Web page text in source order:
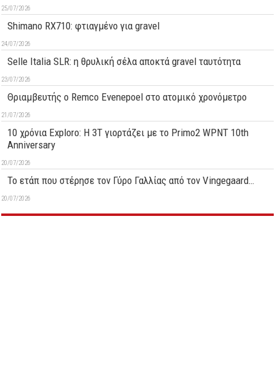
25/07/2026
Shimano RX710: φτιαγμένο για gravel
24/07/2026
Selle Italia SLR: η θρυλική σέλα αποκτά gravel ταυτότητα
23/07/2026
Θριαμβευτής ο Remco Evenepoel στο ατομικό χρονόμετρο
21/07/2026
10 χρόνια Exploro: Η 3T γιορτάζει με το Primo2 WPNT 10th
Anniversary
20/07/2026
Το ετάπ που στέρησε τον Γύρο Γαλλίας από τον Vingegaard…
20/07/2026